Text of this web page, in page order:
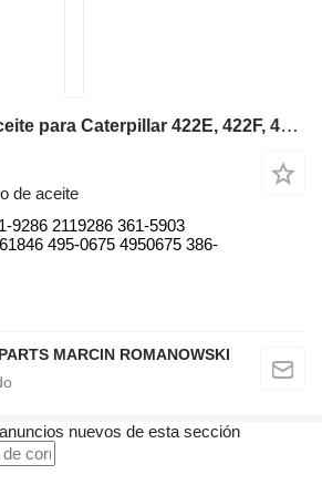
4804406 filtro de aceite para Caterpillar 422E, 422F, 428E, 428F, 432E, 432F, 434E, 434F, 442E, 444E, 444F retroexcavadora
de aceite
9286 2119286 361-5903
495-0675 4950675 386-
MARCIN ROMANOWSKI
nuevos de esta sección